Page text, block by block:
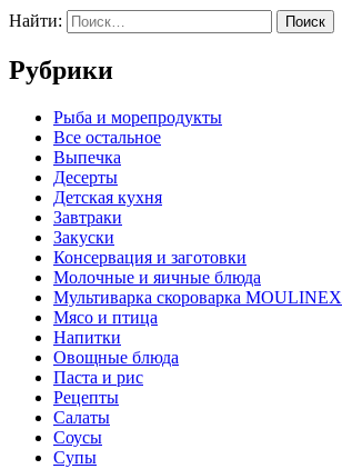
Найти:
Рубрики
Pыба и морепродукты
Все остальное
Выпечка
Десерты
Детская кухня
Завтраки
Закуски
Консервация и заготовки
Молочные и яичные блюда
Мультиварка скороварка MOULINEX
Мясо и птица
Напитки
Овощные блюда
Паста и рис
Рецепты
Салаты
Соусы
Супы